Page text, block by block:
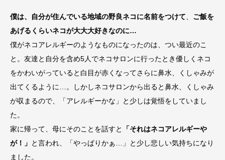
僕は、自分が住んでいる地域の野良ネコに名前をつけて
ご飯を
あげるくらいネコが大大大好きなのに…
僕がネコアレルギーのようなものになったのは、つい最近のこ
と。友達と自分を含め5人でネコサロンに行ったとき優しくネコ
をかわいがっていると白目が赤くなってさらに鼻水、くしゃみが
出てくるように…。しかしネコサロンから出ると鼻水、くしゃみ
が収まるので、「アレルギーかな」と少しは覚悟をしていまし
た。
家に帰って、母にそのことを話すと
「それはネコアレルギーや
が！」 と言われ、「やっぱりかぁ…」と少し悲しい気持ちになり
ました。